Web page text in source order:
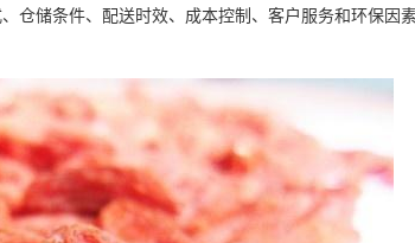
仓储条件、配送时效、成本控制、客户服务和环保因